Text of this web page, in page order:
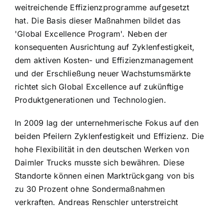
weitreichende Effizienzprogramme aufgesetzt
hat. Die Basis dieser Maßnahmen bildet das
'Global Excellence Program'. Neben der
konsequenten Ausrichtung auf Zyklenfestigkeit,
dem aktiven Kosten- und Effizienzmanagement
und der Erschließung neuer Wachstumsmärkte
richtet sich Global Excellence auf zukünftige
Produktgenerationen und Technologien.
In 2009 lag der unternehmerische Fokus auf den
beiden Pfeilern Zyklenfestigkeit und Effizienz. Die
hohe Flexibilität in den deutschen Werken von
Daimler Trucks musste sich bewähren. Diese
Standorte können einen Marktrückgang von bis
zu 30 Prozent ohne Sondermaßnahmen
verkraften. Andreas Renschler unterstreicht